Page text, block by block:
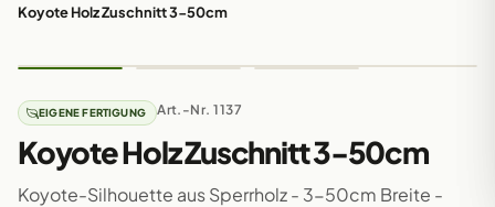
Koyote Holz Zuschnitt 3-50cm
EIGENE FERTIGUNG Art.-Nr. 1137
Koyote Holz Zuschnitt 3-50cm
Koyote-Silhouette aus Sperrholz - 3-50cm Breite -